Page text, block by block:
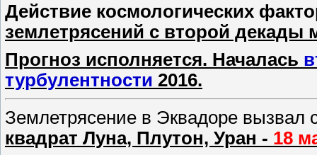
Действие космологических
землетрясений с второй декады
Прогноз исполняется. Началась
турбулентности 2016.
Землетрясение в Эквадоре вызвал
квадрат Луна, Плутон, Уран - 18